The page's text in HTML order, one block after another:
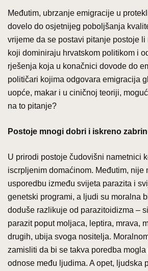
Međutim, ubrzanje emigracije u
dovelo do osjetnijeg poboljšanja
vrijeme da se postavi pitanje postoje li
koji dominiraju hrvatskom politikom i
rješenja koja u konačnici dovode do
političari kojima odgovara emigracija
uopće, makar i u ciničnoj teoriji,
na to pitanje?
Postoje mnogi dobri i iskreno
U prirodi postoje čudovišni nametnici
iscrpljenim domaćinom. Međutim, nije
usporedbu između svijeta parazita i
genetski programi, a ljudi su moralna
doduše razlikuje od parazitoidizma –
parazit poput moljaca, leptira, mrava,
drugih, ubija svoga nositelja.
zamisliti da bi se takva poredba
odnose među ljudima. A opet, ljudska